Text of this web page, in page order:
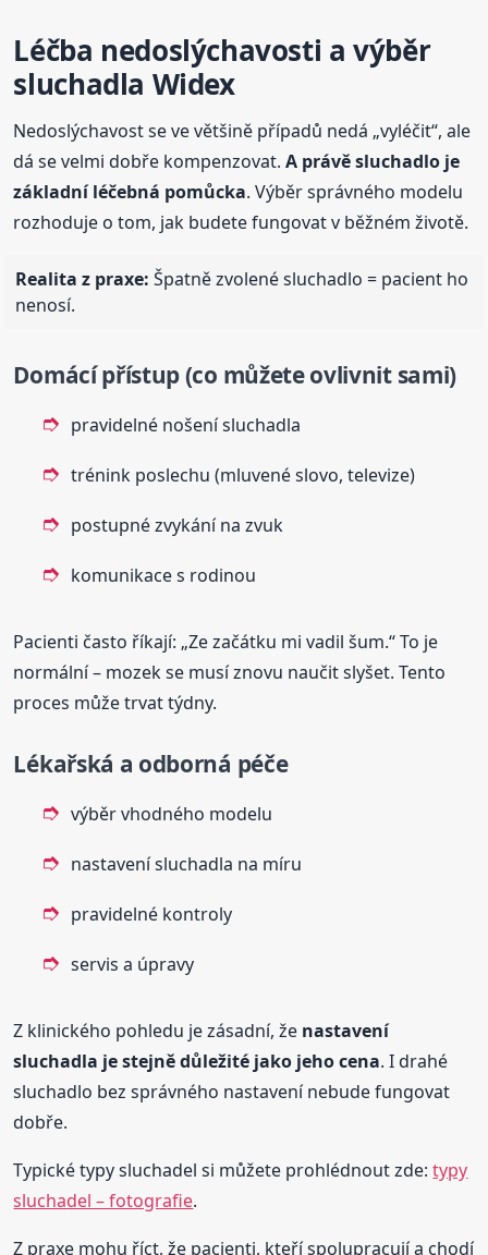
Léčba nedoslýchavosti a výběr
sluchadla Widex
Nedoslýchavost se ve většině případů nedá „vyléčit“, ale
dá se velmi dobře kompenzovat.A právě sluchadlo je
základní léčebná pomůcka. Výběr správného modelu
rozhoduje o tom, jak budete fungovat v běžném životě.
Realita z praxe: Špatně zvolené sluchadlo = pacient ho
nenosí.
Domácí přístup (co můžete ovlivnit sami)
pravidelné nošení sluchadla
trénink poslechu (mluvené slovo, televize)
postupné zvykání na zvuk
komunikace s rodinou
Pacienti často říkají: „Ze začátku mi vadil šum.“ To je
normální – mozek se musí znovu naučit slyšet. Tento
proces může trvat týdny.
Lékařská a odborná péče
výběr vhodného modelu
nastavení sluchadla na míru
pravidelné kontroly
servis a úpravy
Z klinického pohledu je zásadní, že nastavení
sluchadla je stejně důležité jako jeho cena. I drahé
sluchadlo bez správného nastavení nebude fungovat
dobře.
Typické typy sluchadel si můžete prohlédnout zde:typy
sluchadel – fotografie.
Z praxe mohu říct, že pacienti, kteří spolupracují a chodí